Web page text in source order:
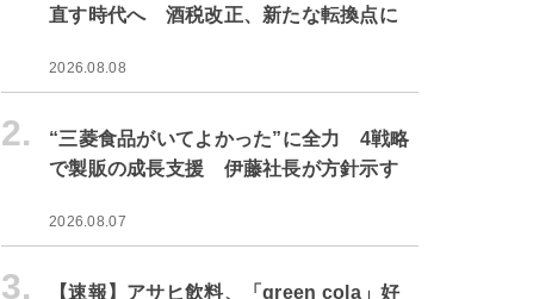
直す時代へ 酒税改正、新たな転換点に
2026.08.08
2.
“三菱食品がいてよかった”に全力 4戦略
で製販の成長支援 伊藤社長が方針示す
2026.08.07
3.
【速報】アサヒ飲料、「green cola」好